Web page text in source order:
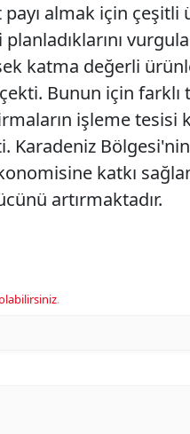
almak için çeşitli
katma değerli
Bunun için farklı
işleme tesisi
Karadeniz
katkı
artırmaktadır.
.